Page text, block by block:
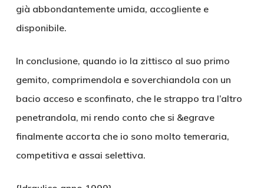
già abbondantemente umida, accogliente e
disponibile.
In conclusione, quando io la zittisco al suo primo
gemito, comprimendola e soverchiandola con un
bacio acceso e sconfinato, che le strappo tra l’altro
penetrandola, mi rendo conto che si &egrave
finalmente accorta che io sono molto temeraria,
competitiva e assai selettiva.